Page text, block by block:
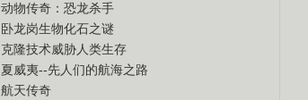
动物传奇：恐龙杀手
卧龙岗生物化石之谜
克隆技术威胁人类生存
夏威夷--先人们的航海之路
航天传奇